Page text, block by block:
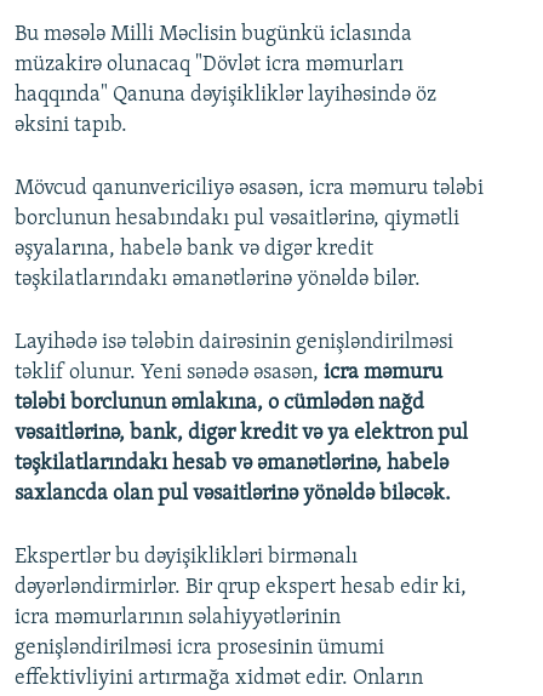
Auto
720p 1080p
Bu məsələ Milli Məclisin bugünkü iclasında
müzakirə olunacaq "Dövlət icra məmurları
haqqında" Qanuna dəyişikliklər layihəsində öz
əksini tapıb.
Mövcud qanunvericiliyə əsasən, icra məmuru tələbi
borclunun hesabındakı pul vəsaitlərinə, qiymətli
əşyalarına, habelə bank və digər kredit
təşkilatlarındakı əmanətlərinə yönəldə bilər.
Layihədə isə tələbin dairəsinin genişləndirilməsi
təklif olunur. Yeni sənədə əsasən, icra məmuru
tələbi borclunun əmlakına, o cümlədən nağd
vəsaitlərinə, bank, digər kredit və ya elektron pul
təşkilatlarındakı hesab və əmanətlərinə, habelə
saxlancda olan pul vəsaitlərinə yönəldə biləcək.
Ekspertlər bu dəyişiklikləri birmənalı
dəyərləndirmirlər. Bir qrup ekspert hesab edir ki,
icra məmurlarının səlahiyyətlərinin
genişləndirilməsi icra prosesinin ümumi
effektivliyini artırmağa xidmət edir. Onların